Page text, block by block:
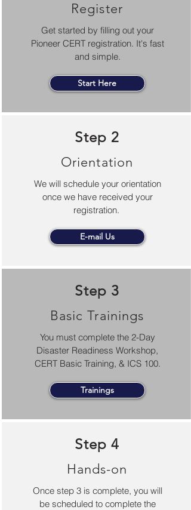
Register
Get started by filling out your
Pioneer CERT registration. It's fast
and simple.
Start Here
Step 2
Orientation
We will schedule your orientation
once we have received your
registration.
E-mail Us
Step 3
Basic Trainings
You must complete the 2-Day
Disaster Readiness Workshop,
CERT Basic Training, & ICS 100.
Trainings
Step 4
Hands-on
Once step 3 is complete, you will
be scheduled to complete the